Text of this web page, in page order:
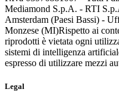
Mediamond S.p.A. - RTI
Amsterdam (Paesi Bassi) -
Monzese (MI)Rispetto ai
riprodotti è vietata ogni
sistemi di intelligenza
espresso di utilizzare mezzi
Legal